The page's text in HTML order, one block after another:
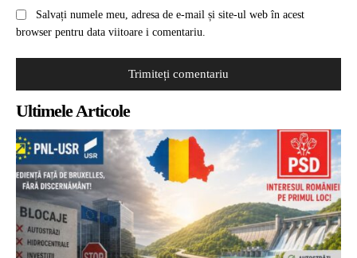
Salvați numele meu, adresa de e-mail și site-ul web în acest
browser pentru data viitoare i comentariu.
Ultimele Articole